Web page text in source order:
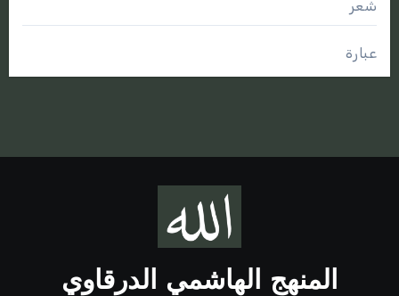
شعر
عبارة
المنهج الهاشمي الدرقاوي